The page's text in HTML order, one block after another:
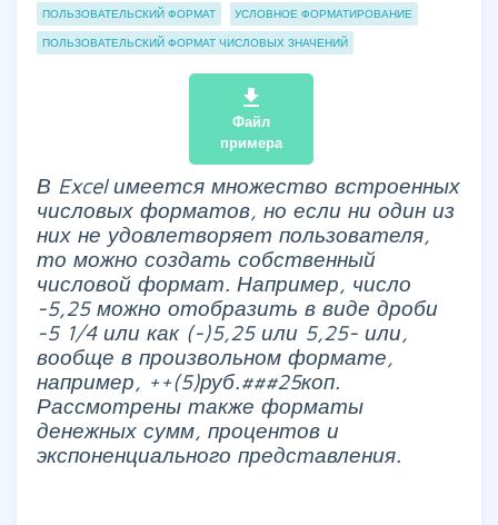
Группы статей
ПОЛЬЗОВАТЕЛЬСКИЙ ФОРМАТ УСЛОВНОЕ ФОРМАТИРОВАНИЕ
ПОЛЬЗОВАТЕЛЬСКИЙ ФОРМАТ ЧИСЛОВЫХ ЗНАЧЕНИЙ
file_download
Файл
примера
В Excel имеется множество встроенных
числовых форматов, но если ни один из
них не удовлетворяет пользователя,
то можно создать собственный
числовой формат. Например, число
-5,25 можно отобразить в виде дроби
-5 1/4 или как (-)5,25 или 5,25- или,
вообще в произвольном формате,
например, ++(5)руб.###25коп.
Рассмотрены также форматы
денежных сумм, процентов и
экспоненциального представления.